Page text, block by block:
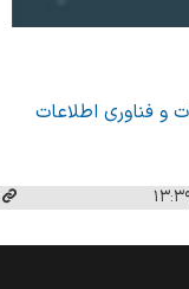
و فناوری اطلاعات